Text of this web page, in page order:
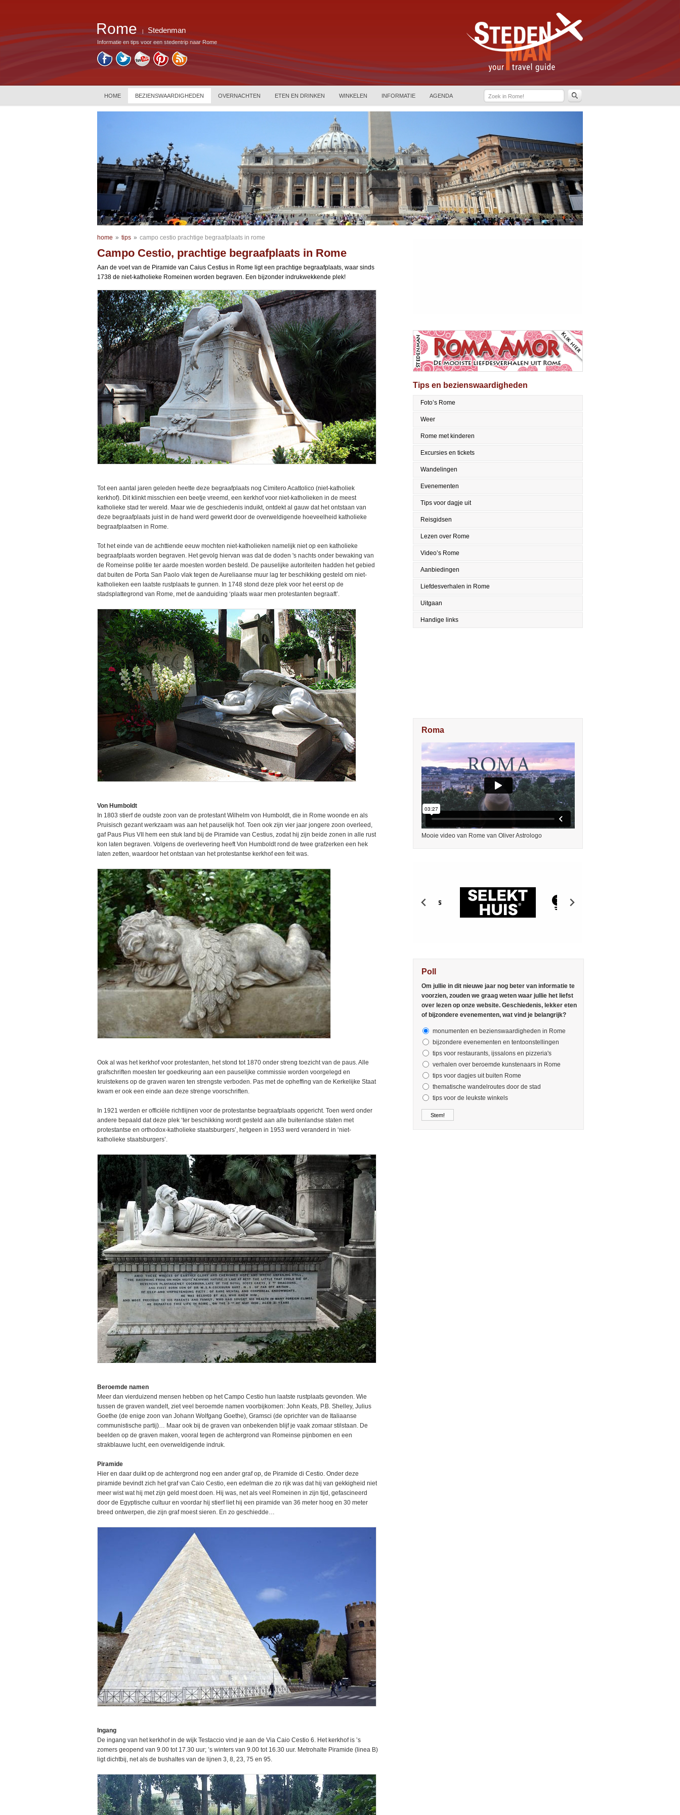
Rome Stedenman
Informatie en tips voor een stedentrip naar Rome
HOME BEZIENSWAARDIGHEDEN OVERNACHTEN ETEN EN DRINKEN WINKELEN INFORMATIE AGENDA
home » tips » campo cestio prachtige begraafplaats in rome
Campo Cestio, prachtige begraafplaats in Rome
Aan de voet van de Piramide van Caius Cestius in Rome ligt een prachtige begraafplaats, waar sinds
1738 de niet-katholieke Romeinen worden begraven. Een bijzonder indrukwekkende plek!
Tot een aantal jaren geleden heette deze begraafplaats nog Cimitero Acattolico (niet-katholiek
kerkhof). Dit klinkt misschien een beetje vreemd, een kerkhof voor niet-katholieken in de meest
katholieke stad ter wereld. Maar wie de geschiedenis induikt, ontdekt al gauw dat het ontstaan van
deze begraafplaats juist in de hand werd gewerkt door de overweldigende hoeveelheid katholieke
begraafplaatsen in Rome.
Tot het einde van de achttiende eeuw mochten niet-katholieken namelijk niet op een katholieke
begraafplaats worden begraven. Het gevolg hiervan was dat de doden 's nachts onder bewaking van
de Romeinse politie ter aarde moesten worden besteld. De pauselijke autoriteiten hadden het gebied
dat buiten de Porta San Paolo vlak tegen de Aureliaanse muur lag ter beschikking gesteld om niet-
katholieken een laatste rustplaats te gunnen. In 1748 stond deze plek voor het eerst op de
stadsplattegrond van Rome, met de aanduiding ‘plaats waar men protestanten begraaft’.
Von Humboldt
In 1803 stierf de oudste zoon van de protestant Wilhelm von Humboldt, die in Rome woonde en als
Pruisisch gezant werkzaam was aan het pauselijk hof. Toen ook zijn vier jaar jongere zoon overleed,
gaf Paus Pius VII hem een stuk land bij de Piramide van Cestius, zodat hij zijn beide zonen in alle rust
kon laten begraven. Volgens de overlevering heeft Von Humboldt rond de twee grafzerken een hek
laten zetten, waardoor het ontstaan van het protestantse kerkhof een feit was.
Ook al was het kerkhof voor protestanten, het stond tot 1870 onder streng toezicht van de paus. Alle
grafschriften moesten ter goedkeuring aan een pauselijke commissie worden voorgelegd en
kruistekens op de graven waren ten strengste verboden. Pas met de opheffing van de Kerkelijke Staat
kwam er ook een einde aan deze strenge voorschriften.
In 1921 werden er officiële richtlijnen voor de protestantse begraafplaats opgericht. Toen werd onder
andere bepaald dat deze plek ‘ter beschikking wordt gesteld aan alle buitenlandse staten met
protestantse en orthodox-katholieke staatsburgers’, hetgeen in 1953 werd veranderd in ‘niet-
katholieke staatsburgers’.
Beroemde namen
Meer dan vierduizend mensen hebben op het Campo Cestio hun laatste rustplaats gevonden. Wie
tussen de graven wandelt, ziet veel beroemde namen voorbijkomen: John Keats, P.B. Shelley, Julius
Goethe (de enige zoon van Johann Wolfgang Goethe), Gramsci (de oprichter van de Italiaanse
communistische partij)… Maar ook bij de graven van onbekenden blijf je vaak zomaar stilstaan. De
beelden op de graven maken, vooral tegen de achtergrond van Romeinse pijnbomen en een
strakblauwe lucht, een overweldigende indruk.
Piramide
Hier en daar duikt op de achtergrond nog een ander graf op, de Piramide di Cestio. Onder deze
piramide bevindt zich het graf van Caio Cestio, een edelman die zo rijk was dat hij van gekkigheid niet
meer wist wat hij met zijn geld moest doen. Hij was, net als veel Romeinen in zijn tijd, gefascineerd
door de Egyptische cultuur en voordar hij stierf liet hij een piramide van 36 meter hoog en 30 meter
breed ontwerpen, die zijn graf moest sieren. En zo geschiedde…
Ingang
De ingang van het kerkhof in de wijk Testaccio vind je aan de Via Caio Cestio 6. Het kerkhof is ’s
zomers geopend van 9.00 tot 17.30 uur; ’s winters van 9.00 tot 16.30 uur. Metrohalte Piramide (linea B)
ligt dichtbij, net als de bushaltes van de lijnen 3, 8, 23, 75 en 95.
Tips en bezienswaardigheden
Foto’s Rome
Weer
Rome met kinderen
Excursies en tickets
Wandelingen
Evenementen
Tips voor dagje uit
Reisgidsen
Lezen over Rome
Video’s Rome
Aanbiedingen
Liefdesverhalen in Rome
Uitgaan
Handige links
Roma
Mooie video van Rome van Oliver Astrologo
Poll
Om jullie in dit nieuwe jaar nog beter van informatie te
voorzien, zouden we graag weten waar jullie het liefst
over lezen op onze website. Geschiedenis, lekker eten
of bijzondere evenementen, wat vind je belangrijk?
monumenten en bezienswaardigheden in Rome
bijzondere evenementen en tentoonstellingen
tips voor restaurants, ijssalons en pizzeria's
verhalen over beroemde kunstenaars in Rome
tips voor dagjes uit buiten Rome
thematische wandelroutes door de stad
tips voor de leukste winkels